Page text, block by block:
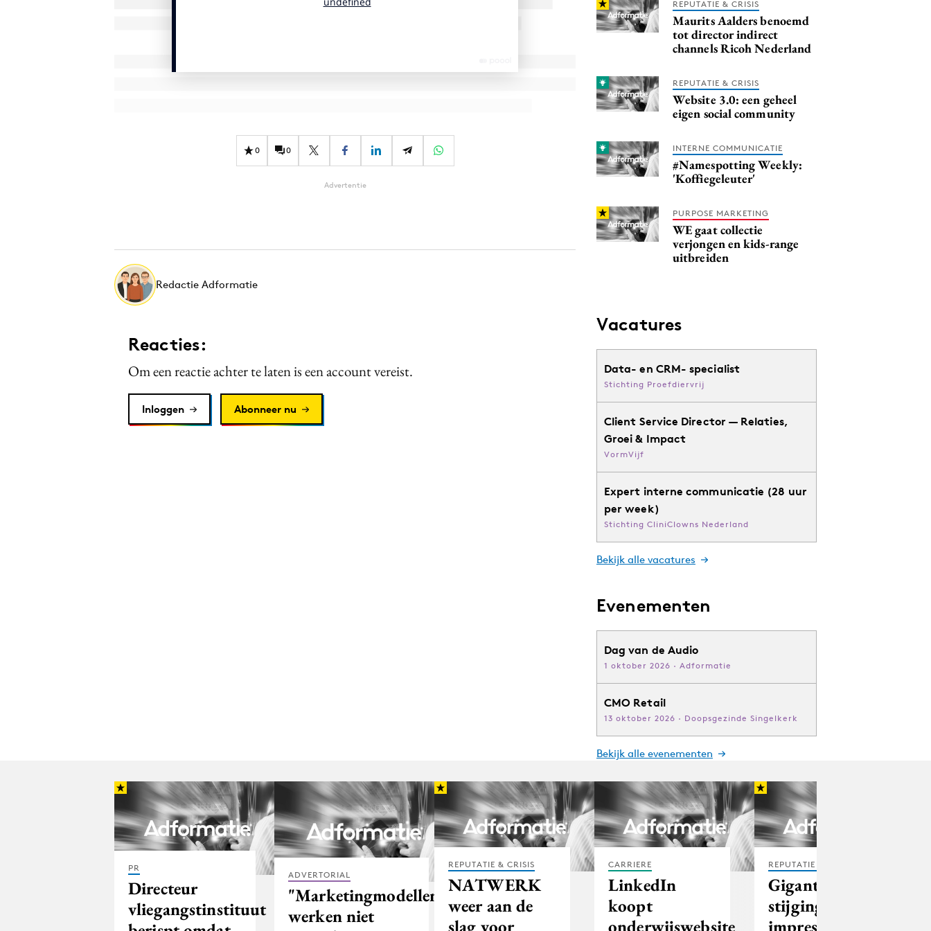
0 0
Advertentie
Redactie Adformatie
Reacties:
Om een reactie achter te laten is een account vereist.
Inloggen Abonneer nu
REPUTATIE & CRISIS
Maurits Aalders benoemd
tot director indirect
channels Ricoh Nederland
REPUTATIE & CRISIS
Website 3.0: een geheel
eigen social community
INTERNE COMMUNICATIE
#Namespotting Weekly:
'Koffiegeleuter'
PURPOSE MARKETING
WE gaat collectie
verjongen en kids-range
uitbreiden
Vacatures
Data- en CRM- specialist
Stichting Proefdiervrij
Client Service Director — Relaties,
Groei & Impact
VormVijf
Expert interne communicatie (28 uur
per week)
Stichting CliniClowns Nederland
Bekijk alle vacatures
Evenementen
Dag van de Audio
1 oktober 2026 · Adformatie
CMO Retail
13 oktober 2026 · Doopsgezinde Singelkerk
Bekijk alle evenementen
PR
Directeur
vliegangstinstituut
ADVERTORIAL
"Marketingmodellen
werken niet
REPUTATIE & CRISIS
NATWERK
weer aan de
slag voor
CARRIERE
LinkedIn
koopt
onderwijswebsite
REPUTATIE & CRISIS
Gigantische
stijging
impressies op